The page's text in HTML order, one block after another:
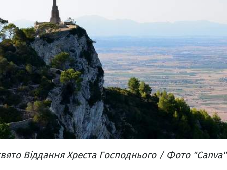
Віддання Хреста Господнього / Фото "Canva"